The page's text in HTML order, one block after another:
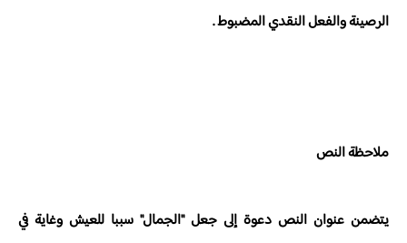
الرصينة والفعل النقدي المضبوط .
ملاحظة النص
يتضمن عنوان النص دعوة إلى جعل "الجمال" سببا للعيش وغاية في